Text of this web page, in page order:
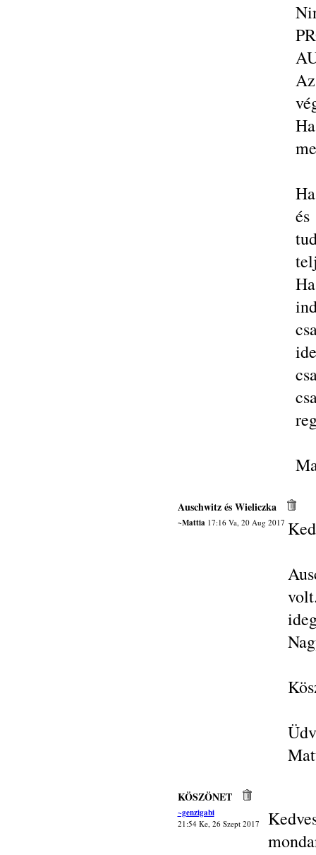
Auschwitz és Wieliczka
~Mattia17:16 Va, 20 Aug 2017
Üdv
KÖSZÖNET
~genzigabi
21:54 Ke, 26 Szept 2017